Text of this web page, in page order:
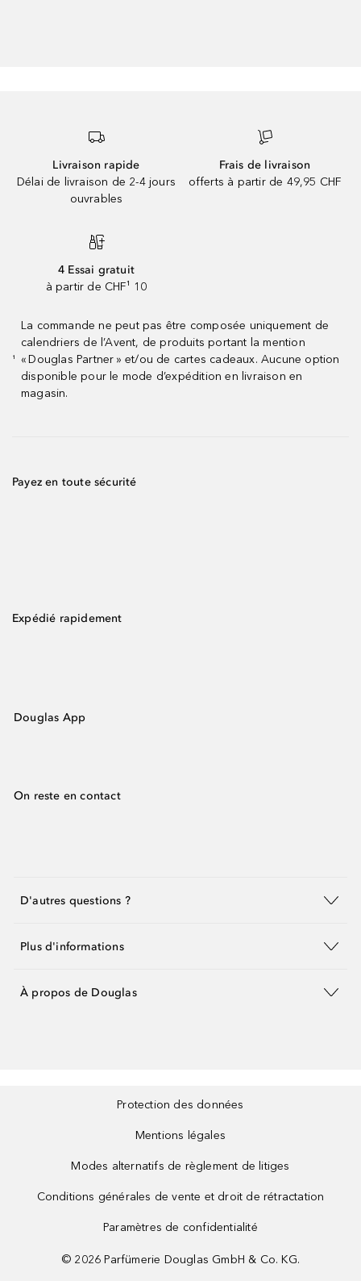
Livraison rapide
Délai de livraison de 2-4 jours
ouvrables
Frais de livraison
offerts à partir de 49,95 CHF
4 Essai gratuit
à partir de CHF¹ 10
¹
La commande ne peut pas être composée uniquement de
calendriers de l’Avent, de produits portant la mention
« Douglas Partner » et/ou de cartes cadeaux. Aucune option
disponible pour le mode d’expédition en livraison en
magasin.
Payez en toute sécurité
Expédié rapidement
Douglas App
On reste en contact
D'autres questions ?
Plus d'informations
À propos de Douglas
Protection des données
Mentions légales
Modes alternatifs de règlement de litiges
Conditions générales de vente et droit de rétractation
Paramètres de confidentialité
© 2026 Parfümerie Douglas GmbH & Co. KG.